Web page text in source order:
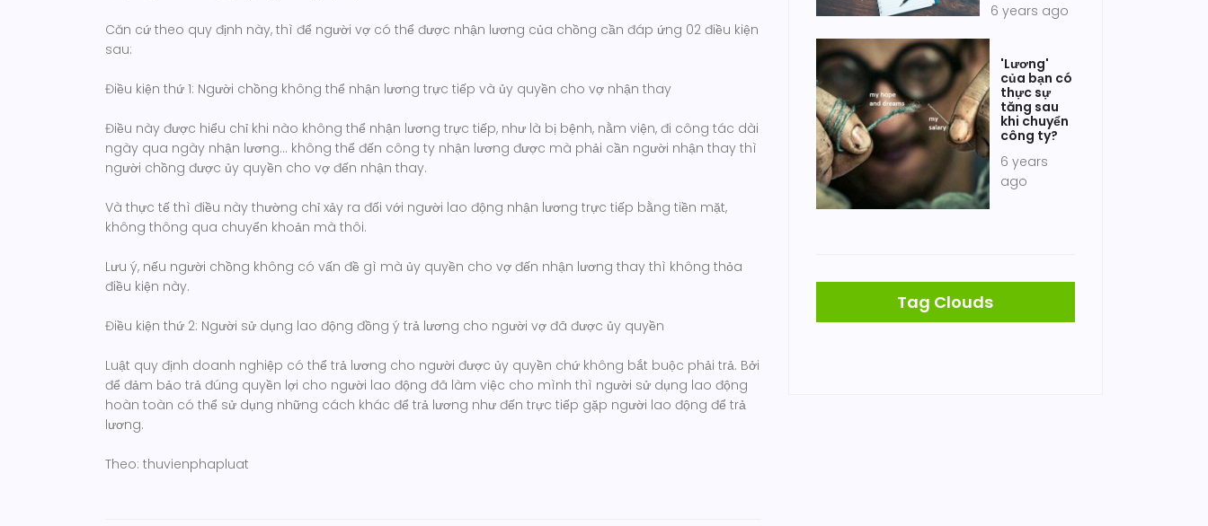
Căn cứ theo quy định này, thì để người vợ có thể được nhận lương của chồng cần đáp ứng 02 điều kiện
sau:
Điều kiện thứ 1: Người chồng không thể nhận lương trực tiếp và ủy quyền cho vợ nhận thay
Điều này được hiểu chỉ khi nào không thể nhận lương trực tiếp, như là bị bệnh, nằm viện, đi công tác dài
ngày qua ngày nhận lương… không thể đến công ty nhận lương được mà phải cần người nhận thay thì
người chồng được ủy quyền cho vợ đến nhận thay.
Và thực tế thì điều này thường chỉ xảy ra đối với người lao động nhận lương trực tiếp bằng tiền mặt,
không thông qua chuyển khoản mà thôi.
Lưu ý, nếu người chồng không có vấn đề gì mà ủy quyền cho vợ đến nhận lương thay thì không thỏa
điều kiện này.
Điều kiện thứ 2: Người sử dụng lao động đồng ý trả lương cho người vợ đã được ủy quyền
Luật quy định doanh nghiệp có thể trả lương cho người được ủy quyền chứ không bắt buộc phải trả. Bởi
để đảm bảo trả đúng quyền lợi cho người lao động đã làm việc cho mình thì người sử dụng lao động
hoàn toàn có thể sử dụng những cách khác để trả lương như đến trực tiếp gặp người lao động để trả
lương.
Theo: thuvienphapluat
6 years ago
'Lương'
của bạn có
thực sự
tăng sau
khi chuyển
công ty?
6 years
ago
Tag Clouds